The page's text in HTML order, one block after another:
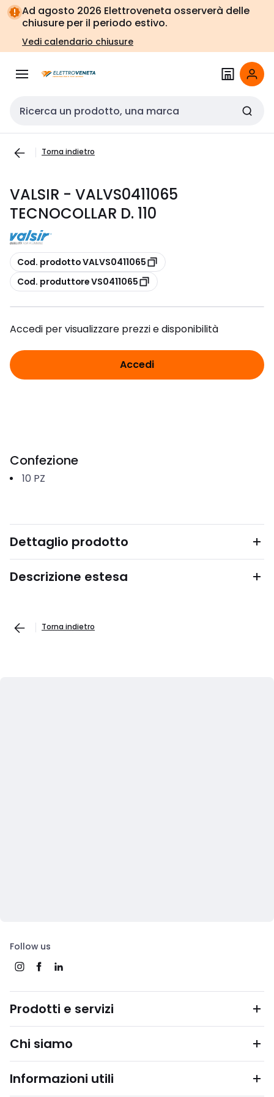
Vai alla
navigazione
Vai
alla
pagina
Ad agosto 2026 Elettroveneta osserverà delle
chiusure per il periodo estivo.
Vedi calendario chiusure
Cerca input
Torna indietro
VALSIR - VALVS0411065
TECNOCOLLAR D. 110
copia
Cod. prodotto VALVS0411065
copia
Cod. produttore VS0411065
Accedi per visualizzare prezzi e disponibilità
Accedi
Confezione
10 PZ
Dettaglio prodotto
Descrizione estesa
Torna indietro
Follow us
Prodotti e servizi
Chi siamo
Informazioni utili